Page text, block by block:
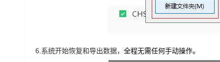
6. 系统开始恢复和导出数据， 全程无需任何手动操作。